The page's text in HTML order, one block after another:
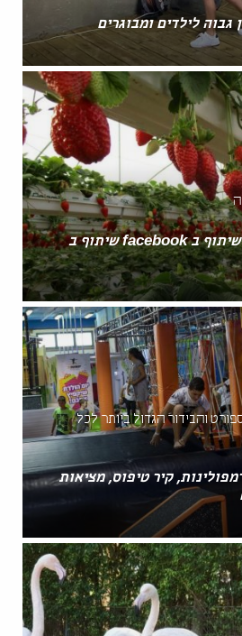
גבוה לילדים ומבוגרים
שיתוף ב whatsapp שיתוף ב facebook שיתוף ב
והבידור הגדול ביותר לכל
קיר טיפוס, מציאות